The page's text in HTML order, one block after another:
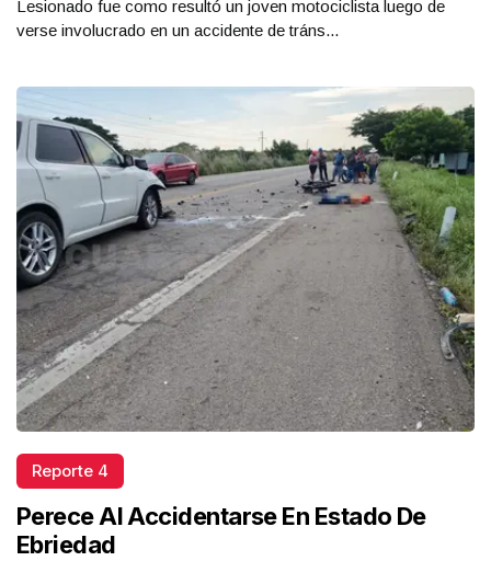
Lesionado fue como resultó un joven motociclista luego de
verse involucrado en un accidente de tráns...
Reporte 4
Perece Al Accidentarse En Estado De
Ebriedad